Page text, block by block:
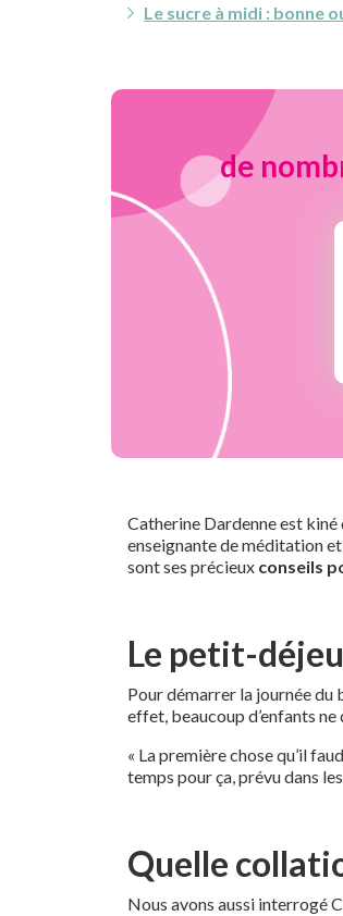
Le sucre à midi : bonne
de
Catherine Dardenne est kiné
enseignante de méditation
sont ses précieux conseils
Le petit-
Pour démarrer la journée du
effet, beaucoup d’enfants
« La première chose qu’il
temps pour ça, prévu dans
Quelle
Nous avons aussi interrogé